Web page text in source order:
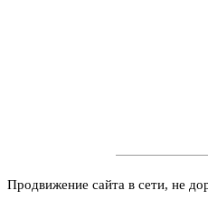
Продвижение сайта в сети, не